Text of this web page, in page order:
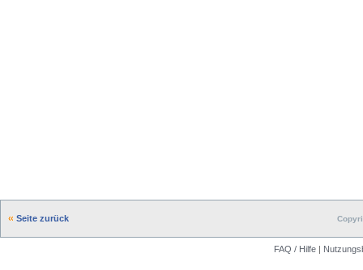
Seite zurück
FAQ / Hilfe|